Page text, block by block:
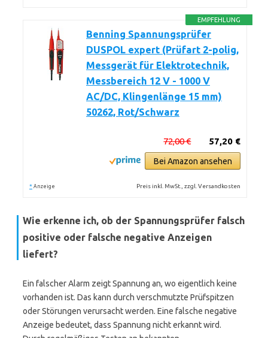
EMPFEHLUNG
Benning Spannungsprüfer
DUSPOL expert (Prüfart 2-polig,
Messgerät für Elektrotechnik,
Messbereich 12 V - 1000 V
AC/DC, Klingenlänge 15 mm)
50262, Rot/Schwarz
57,20 €
72,00 €
Bei Amazon ansehen
* Anzeige Preis inkl. MwSt., zzgl. Versandkosten
Wie erkenne ich, ob der Spannungsprüfer falsch
positive oder falsche negative Anzeigen
liefert?
Ein falscher Alarm zeigt Spannung an, wo eigentlich keine
vorhanden ist. Das kann durch verschmutzte Prüfspitzen
oder Störungen verursacht werden. Eine falsche negative
Anzeige bedeutet, dass Spannung nicht erkannt wird.